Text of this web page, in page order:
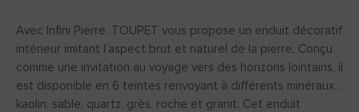
Avec Infini Pierre, TOUPET vous propose un enduit décoratif
intérieur imitant l’aspect brut et naturel de la pierre. Conçu
comme une invitation au voyage vers des horizons lointains, il
est disponible en 6 teintes renvoyant à différents minéraux :
kaolin, sable, quartz, grès, roche et granit. Cet enduit